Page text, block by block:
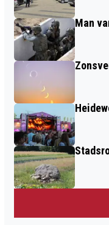
BEKEND
Man